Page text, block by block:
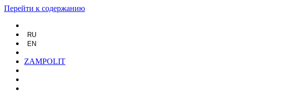
Перейти к содержанию
RU
EN
ZAMPOLIT